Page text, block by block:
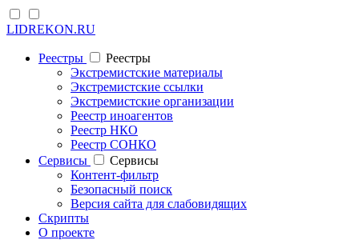
LIDREKON.RU
Реестры
Реестры
Экстремистские материалы
Экстремистские ссылки
Экстремистские организации
Реестр иноагентов
Реестр НКО
Реестр СОНКО
Cервисы
Cервисы
Контент-фильтр
Безопасный поиск
Версия сайта для слабовидящих
Скрипты
О проекте